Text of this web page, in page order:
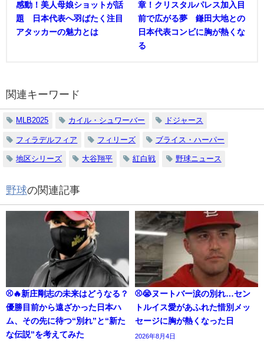
感動！美人母娘ショットが話
題 日本代表へ羽ばたく注目
アタッカーの魅力とは
章！クリスタルパレス加入目
前で広がる夢 鎌田大地との
日本代表コンビに胸が熱くな
る
関連キーワード
MLB2025 カイル・シュワーバー ドジャース
フィラデルフィア フィリーズ ブライス・ハーパー
地区シリーズ 大谷翔平 紅白戦 野球ニュース
野球の関連記事
⚾🔥新庄剛志の未来はどうなる？
優勝目前から遠ざかった日本ハ
ム、その先に待つ“別れ”と“新た
な伝説”を考えてみた
⚾😭ヌートバー涙の別れ…セン
トルイス愛があふれた惜別メッ
セージに胸が熱くなった日
2026年8月4日